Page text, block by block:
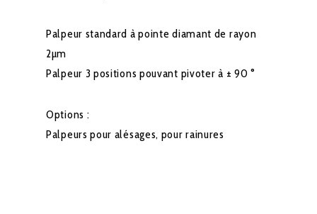
Palpeur standard à pointe diamant de rayon
2µm
Palpeur 3 positions pouvant pivoter à ± 90 °
Options :
Palpeurs pour alésages, pour rainures